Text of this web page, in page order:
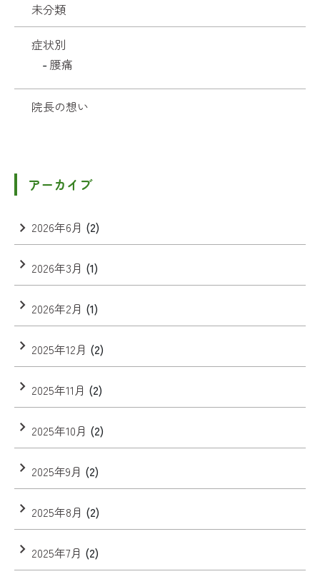
未分類
症状別
腰痛
院長の想い
アーカイブ
2026年6月 (2)
2026年3月 (1)
2026年2月 (1)
2025年12月 (2)
2025年11月 (2)
2025年10月 (2)
2025年9月 (2)
2025年8月 (2)
2025年7月 (2)